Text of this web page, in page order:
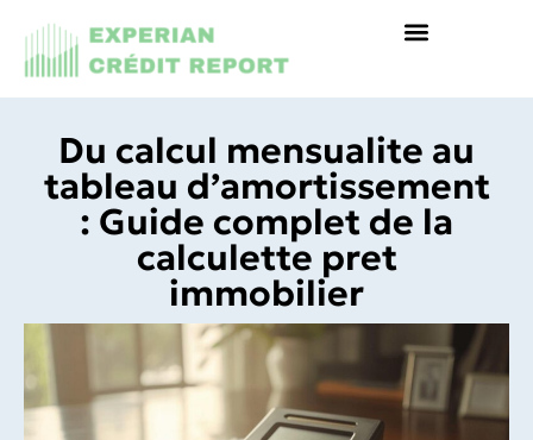
Du calcul mensualite au
tableau d’amortissement
: Guide complet de la
calculette pret
immobilier